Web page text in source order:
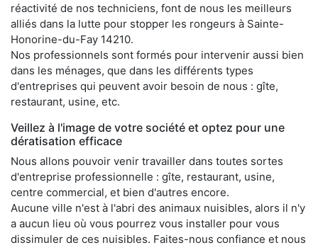
réactivité de nos techniciens, font de nous les meilleurs
alliés dans la lutte pour stopper les rongeurs à Sainte-
Honorine-du-Fay 14210.
Nos professionnels sont formés pour intervenir aussi bien
dans les ménages, que dans les différents types
d'entreprises qui peuvent avoir besoin de nous : gîte,
restaurant, usine, etc.
Veillez à l'image de votre société et optez pour une
dératisation efficace
Nous allons pouvoir venir travailler dans toutes sortes
d'entreprise professionnelle : gîte, restaurant, usine,
centre commercial, et bien d'autres encore.
Aucune ville n'est à l'abri des animaux nuisibles, alors il n'y
a aucun lieu où vous pourrez vous installer pour vous
dissimuler de ces nuisibles. Faites-nous confiance et nous